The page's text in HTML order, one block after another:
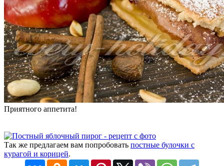
Приятного аппетита!
Так же предлагаем вам попробовать постные булочки с
курагой и корицей.